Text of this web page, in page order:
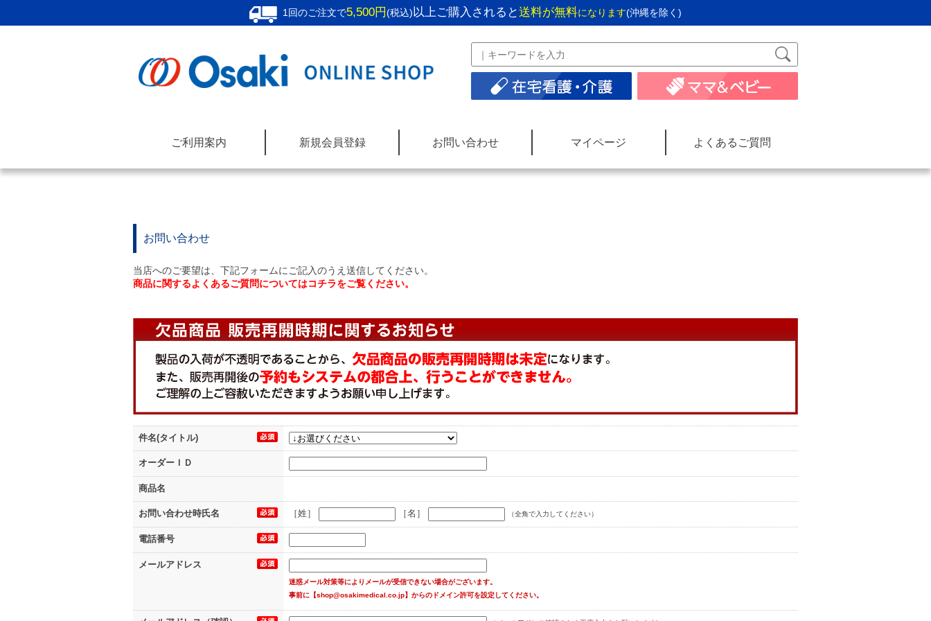
1回のご注文で5,500円(税込)以上ご購入されると送料が無料になります(沖縄を除く)
ご利用案内 新規会員登録 お問い合わせ マイページ よくあるご質問
お問い合わせ
当店へのご要望は、下記フォームにご記入のうえ送信してください。
商品に関するよくあるご質問についてはコチラをご覧ください。
件名(タイトル)
オーダーＩＤ
商品名
お問い合わせ時氏名 ［姓］ ［名］ （全角で入力してください）
電話番号
メールアドレス
迷惑メール対策等によりメールが受信できない場合がございます。
事前に【shop@osakimedical.co.jp】からのドメイン許可を設定してください。